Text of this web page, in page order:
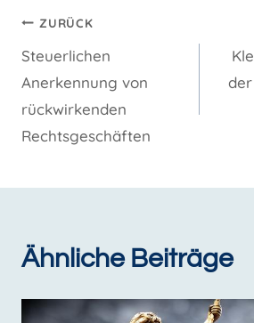
Beitragsnavigation
ZURÜCK
Steuerlichen
Anerkennung von
rückwirkenden
Rechtsgeschäften
Ähnliche Beiträge